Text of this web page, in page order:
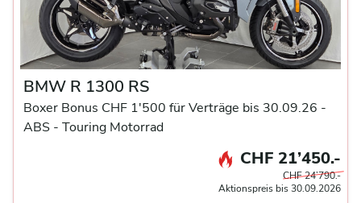
BMW R 1300 RS
Boxer Bonus CHF 1'500 für Verträge bis 30.09.26 -
ABS - Touring Motorrad
CHF 21’450.-
CHF 24’790.-
Aktionspreis bis 30.09.2026